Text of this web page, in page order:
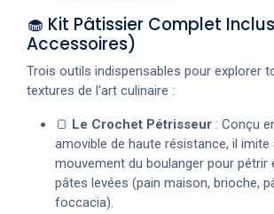
🧁 Kit Pâtissier Complet
Accessoires)
Trois outils indispensables pour explorer
textures de l'art culinaire :
🍞 Le Crochet Pétrisseur : Conçu
amovible de haute résistance, il
mouvement du boulanger pour pétrir
pâtes levées (pain maison, brioche,
foccacia).